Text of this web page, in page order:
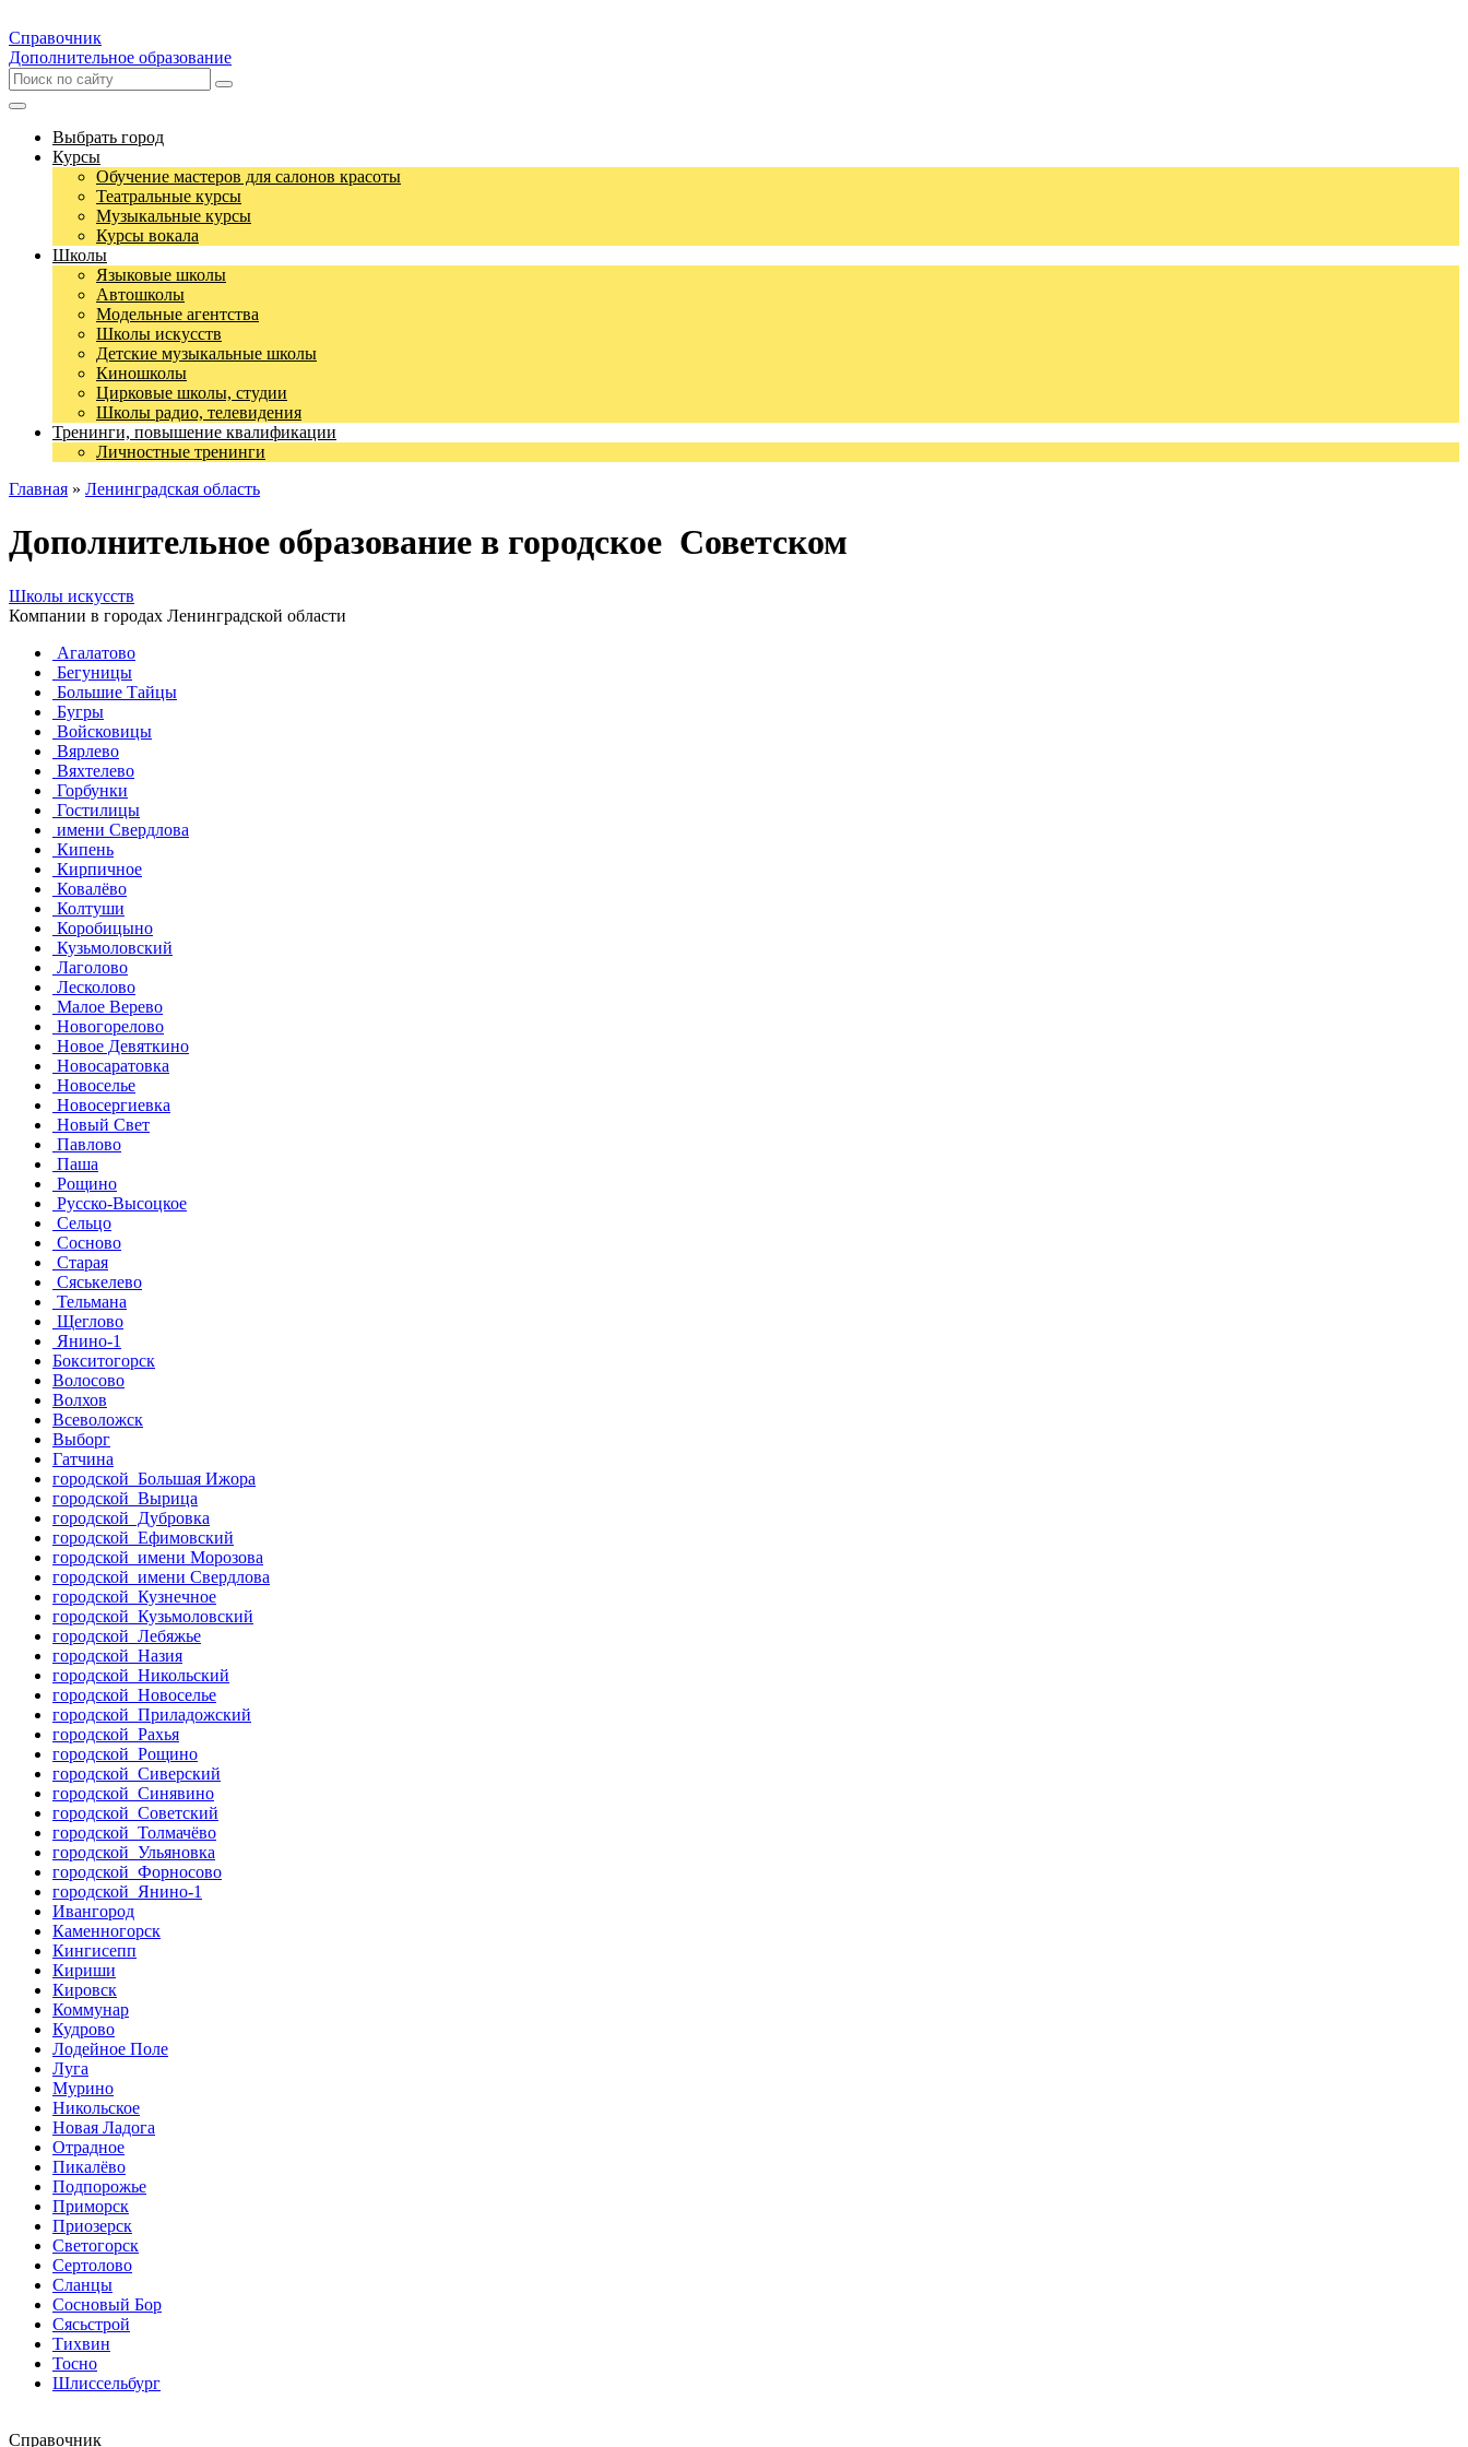
Справочник
Дополнительное образование
Выбрать город
Курсы
Обучение мастеров для салонов красоты
Театральные курсы
Музыкальные курсы
Курсы вокала
Школы
Языковые школы
Автошколы
Модельные агентства
Школы искусств
Детские музыкальные школы
Киношколы
Цирковые школы, студии
Школы радио, телевидения
Тренинги, повышение квалификации
Личностные тренинги
Главная » Ленинградская область
Дополнительное образование в городское Советском
Школы искусств
Компании в городах Ленинградской области
Агалатово
Бегуницы
Большие Тайцы
Бугры
Войсковицы
Вярлево
Вяхтелево
Горбунки
Гостилицы
имени Свердлова
Кипень
Кирпичное
Ковалёво
Колтуши
Коробицыно
Кузьмоловский
Лаголово
Лесколово
Малое Верево
Новогорелово
Новое Девяткино
Новосаратовка
Новоселье
Новосергиевка
Новый Свет
Павлово
Паша
Рощино
Русско-Высоцкое
Сельцо
Сосново
Старая
Сяськелево
Тельмана
Щеглово
Янино-1
Бокситогорск
Волосово
Волхов
Всеволожск
Выборг
Гатчина
городской Большая Ижора
городской Вырица
городской Дубровка
городской Ефимовский
городской имени Морозова
городской имени Свердлова
городской Кузнечное
городской Кузьмоловский
городской Лебяжье
городской Назия
городской Никольский
городской Новоселье
городской Приладожский
городской Рахья
городской Рощино
городской Сиверский
городской Синявино
городской Советский
городской Толмачёво
городской Ульяновка
городской Форносово
городской Янино-1
Ивангород
Каменногорск
Кингисепп
Кириши
Кировск
Коммунар
Кудрово
Лодейное Поле
Луга
Мурино
Никольское
Новая Ладога
Отрадное
Пикалёво
Подпорожье
Приморск
Приозерск
Светогорск
Сертолово
Сланцы
Сосновый Бор
Сясьстрой
Тихвин
Тосно
Шлиссельбург
Справочник